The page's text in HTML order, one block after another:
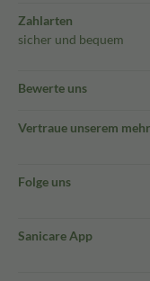
Zahlarten
sicher und bequem
Bewerte uns
Vertraue unserem
Folge uns
Sanicare App